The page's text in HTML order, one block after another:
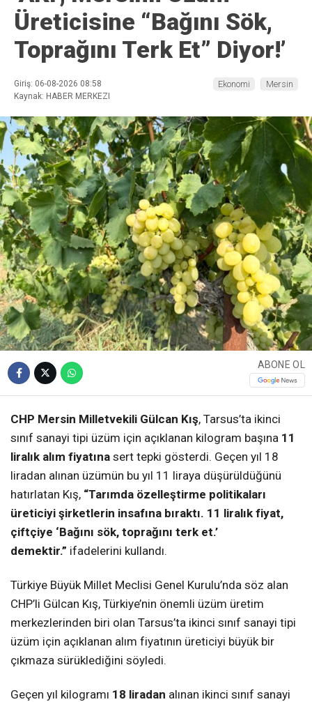
Üreticisine “Bağını Sök,
Toprağını Terk Et” Diyor!’
Giriş: 06-08-2026 08:58
Kaynak: HABER MERKEZI
Ekonomi Mersin
ABONE OL
CHP Mersin Milletvekili Gülcan Kış, Tarsus’ta ikinci
sınıf sanayi tipi üzüm için açıklanan kilogram başına 11
liralık alım fiyatına sert tepki gösterdi. Geçen yıl 18
liradan alınan üzümün bu yıl 11 liraya düşürüldüğünü
hatırlatan Kış, “Tarımda özelleştirme politikaları
üreticiyi şirketlerin insafına bıraktı. 11 liralık fiyat,
çiftçiye ‘Bağını sök, toprağını terk et.’
demektir.” ifadelerini kullandı.
Türkiye Büyük Millet Meclisi Genel Kurulu’nda söz alan
CHP’li Gülcan Kış, Türkiye’nin önemli üzüm üretim
merkezlerinden biri olan Tarsus’ta ikinci sınıf sanayi tipi
üzüm için açıklanan alım fiyatının üreticiyi büyük bir
çıkmaza sürüklediğini söyledi.
Geçen yıl kilogramı 18 liradan alınan ikinci sınıf sanayi